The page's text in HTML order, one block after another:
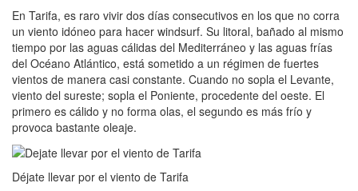
En Tarifa, es raro vivir dos días consecutivos en los que no corra
un viento idóneo para hacer windsurf. Su litoral, bañado al mismo
tiempo por las aguas cálidas del Mediterráneo y las aguas frías
del Océano Atlántico, está sometido a un régimen de fuertes
vientos de manera casi constante. Cuando no sopla el Levante,
viento del sureste; sopla el Poniente, procedente del oeste. El
primero es cálido y no forma olas, el segundo es más frío y
provoca bastante oleaje.
Déjate llevar por el viento de Tarifa